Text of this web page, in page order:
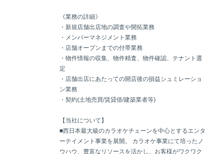
《業務の詳細》
・新規店舗出店地の調査や開拓業務
・メンバーマネジメント業務
・店舗オープンまでの付帯業務
・物件情報の収集、物件精査、物件確認、テナント選
定
・店舗出店にあたっての開店後の損益シュミレーショ
ン業務
・契約(土地売買/賃貸借/建築業者等)
【当社について】
■西日本最大級のカラオケチェーンを中心とするエンタ
ーテイメント事業を展開。 カラオケ事業にて培ったノ
ウハウ、豊富なリソースを活かし、お客様がワクワク